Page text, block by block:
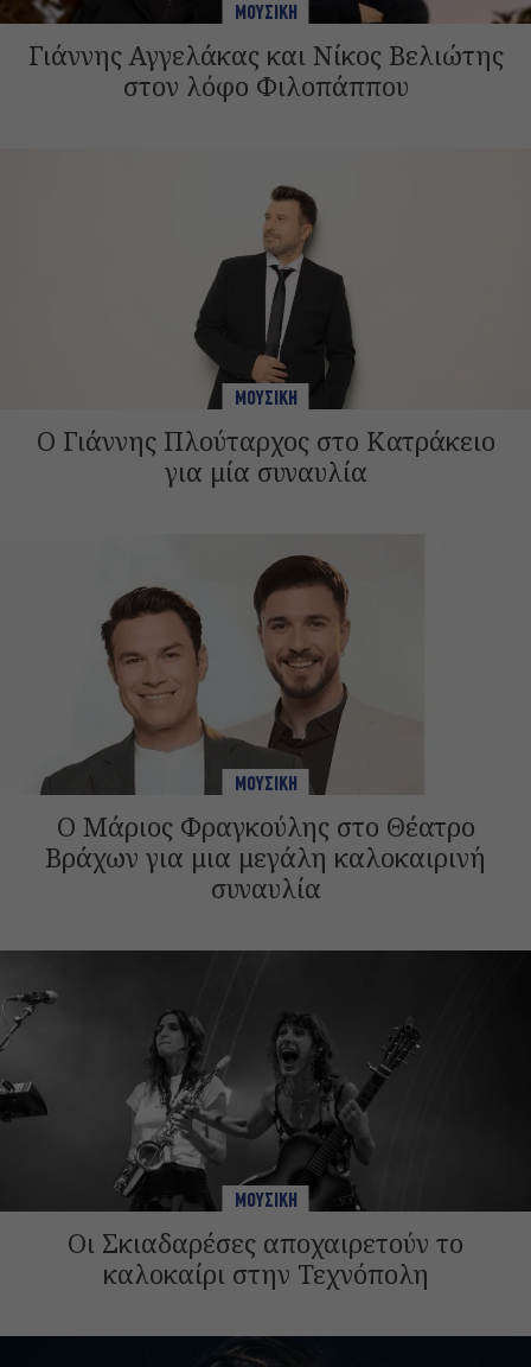
ΜΟΥΣΙΚΗ
Γιάννης Αγγελάκας και Νίκος Βελιώτης
στον λόφο Φιλοπάππου
ΜΟΥΣΙΚΗ
Ο Γιάννης Πλούταρχος στο Κατράκειο
για μία συναυλία
ΜΟΥΣΙΚΗ
Ο Μάριος Φραγκούλης στο Θέατρο
Βράχων για μια μεγάλη καλοκαιρινή
συναυλία
ΜΟΥΣΙΚΗ
Οι Σκιαδαρέσες αποχαιρετούν το
καλοκαίρι στην Τεχνόπολη